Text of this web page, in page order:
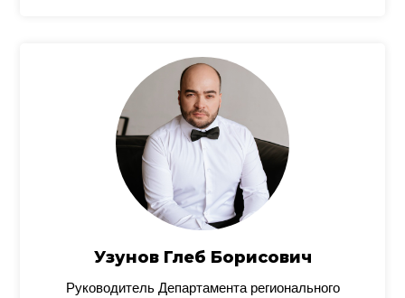
Узунов Глеб Борисович
Руководитель Департамента регионального